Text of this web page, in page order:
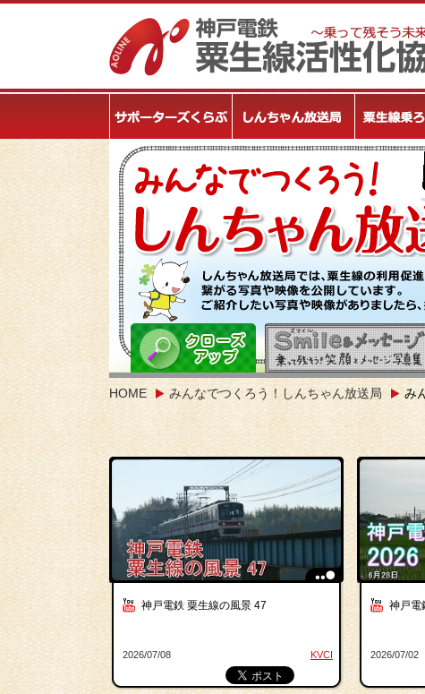
HOME みんなでつくろう！しんちゃん放送局 み
神戸電鉄 粟生線の風景 47
KVCI
2026/07/08
神戸電
2026/07/02